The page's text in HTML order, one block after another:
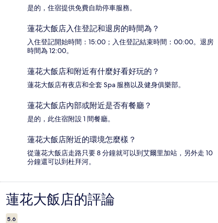
是的，住宿提供免費自助停車服務。
蓮花大飯店入住登記和退房的時間為？
入住登記開始時間：15:00；入住登記結束時間：00:00。退房
時間為 12:00。
蓮花大飯店和附近有什麼好看好玩的？
蓮花大飯店有夜店和全套 Spa 服務以及健身俱樂部。
蓮花大飯店內部或附近是否有餐廳？
是的，此住宿附設 1 間餐廳。
蓮花大飯店附近的環境怎麼樣？
從蓮花大飯店走路只要 8 分鐘就可以到艾爾里加站，另外走 10
分鐘還可以到杜拜河。
評
論
蓮花大飯店的評論
5.6